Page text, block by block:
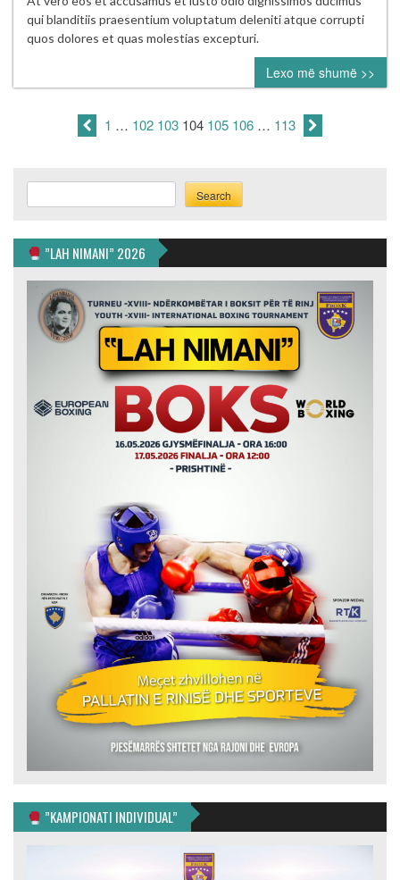
teams
could
use
veteran
catcher
Matt
qui blanditiis praesentium voluptatum deleniti atque corrupti
quos dolores et quas molestias excepturi.
Lexo më shumë >>
1 … 102 103 104 105 106 … 113
Search Search
”LAH NIMANI” 2026
”KAMPIONATI INDIVIDUAL”